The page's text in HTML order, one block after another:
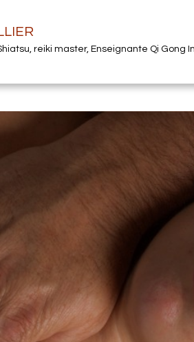
reiki master, Enseignante Qi Gong